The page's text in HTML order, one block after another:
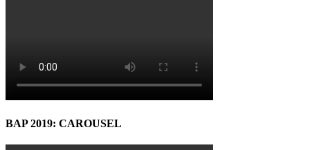
BAP 2019: CAROUSEL